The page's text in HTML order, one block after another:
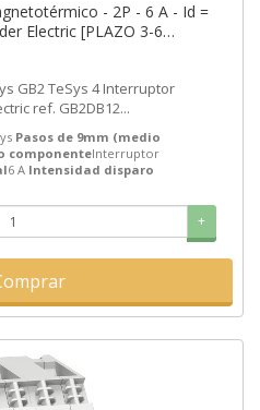
- 2P - 6 A - Id =
Electric [PLAZO 3-6
ref. GB2DB12...
Pasos de 9mm (medio
componenteInterruptor
6 A Intensidad disparo
+